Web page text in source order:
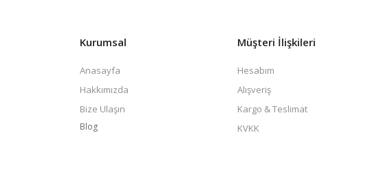
Kurumsal
Anasayfa
Hakkımızda
Bize Ulaşın
Blog
Müşteri İlişkileri
Hesabım
Alışveriş
Kargo & Teslimat
KVKK